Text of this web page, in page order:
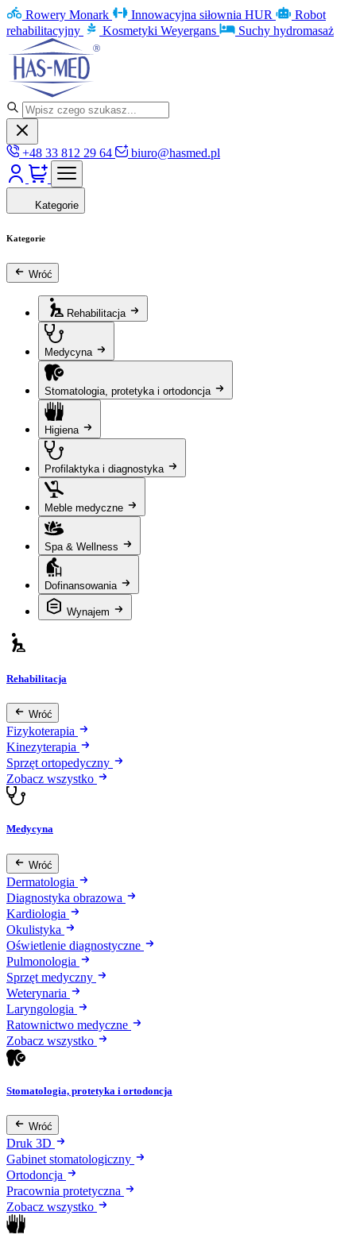
Rowery Monark Innowacyjna siłownia HUR
Robot
rehabilitacyjny
Kosmetyki Weyergans Suchy hydromasaż
+48 33 812 29 64 biuro@hasmed.pl
Kategorie
Kategorie
Wróć
Rehabilitacja
Medycyna
Stomatologia, protetyka i ortodoncja
Higiena
Profilaktyka i diagnostyka
Meble medyczne
Spa & Wellness
Dofinansowania
Wynajem
Rehabilitacja
Wróć
Fizykoterapia
Kinezyterapia
Sprzęt ortopedyczny
Zobacz wszystko
Medycyna
Wróć
Dermatologia
Diagnostyka obrazowa
Kardiologia
Okulistyka
Oświetlenie diagnostyczne
Pulmonologia
Sprzęt medyczny
Weterynaria
Laryngologia
Ratownictwo medyczne
Zobacz wszystko
Stomatologia, protetyka i ortodoncja
Wróć
Druk 3D
Gabinet stomatologiczny
Ortodoncja
Pracownia protetyczna
Zobacz wszystko